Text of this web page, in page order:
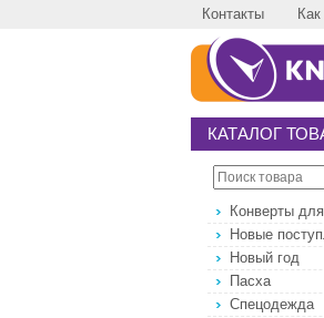
Контакты
КАТАЛОГ
Конверты
Новые
Новый год
Пасха
Спецодежда